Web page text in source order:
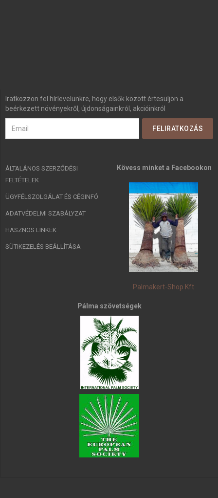
Iratkozzon fel hírlevelünkre, hogy elsők között értesüljön a
beérkezett növényekről, újdonságainkról, akcióinkról
ÁLTALÁNOS SZERZŐDÉSI
FELTÉTELEK
ÜGYFÉLSZOLGÁLAT ÉS CÉGINFÓ
ADATVÉDELMI SZABÁLYZAT
HASZNOS LINKEK
SÜTIKEZELÉS BEÁLLÍTÁSA
Kövess minket a Facebookon
Palmakert-Shop Kft
Pálma szövetségek